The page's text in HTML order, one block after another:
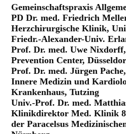
Gemeinschaftspraxis
PD Dr. med. Friedrich
Herzchirurgische Klinik,
Friedr.-Alexander-Univ.
Prof. Dr. med. Uwe
Prevention Center,
Prof. Dr. med. Jürgen
Innere Medizin und
Krankenhaus, Tutzing
Univ.-Prof. Dr. med.
Klinikdirektor Med. Klinik
der Paracelsus